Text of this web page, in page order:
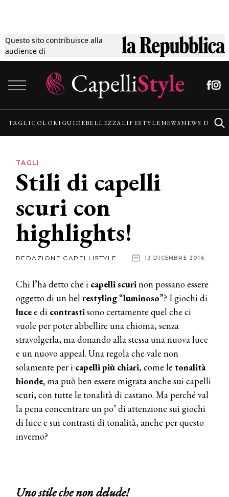
Questo sito contribuisce alla
audience di
Tagli
Colori
Guide
Lifestyle
News
News
aziende
TAGLICOLORI GUIDEBELLEZZALIFESTYLENEWSNEWS
TAGLI
Stili di capelli
scuri con
highlights!
REDAZIONE CAPELLISTYLE 13 DICEMBRE 2016
Chi l’ha detto che i capelli scurinon possano essere
oggetto di un belrestyling“luminoso”? I giochi di
lucee di contrastisono certamente quel che ci
vuole per poter abbellire una chioma, senza
stravolgerla, ma donando alla stessa una nuova luce
e un nuovo appeal. Una regola che vale non
solamente per i capelli più chiari, come le tonalità
bionde,ma può ben essere migrata anche sui capelli
scuri, con tutte le tonalità di castano. Ma perché val
la pena concentrare un po’ di attenzione sui giochi
di luce e sui contrasti di tonalità, anche per questo
inverno?
Uno stile che non delude!